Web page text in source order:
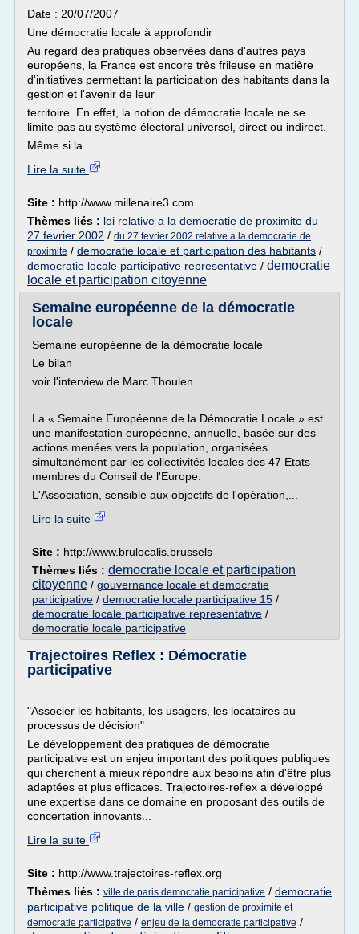
Date : 20/07/2007
Une démocratie locale à approfondir
Au regard des pratiques observées dans d'autres pays
européens, la France est encore très frileuse en matière
d'initiatives permettant la participation des habitants dans la
gestion et l'avenir de leur
territoire. En effet, la notion de démocratie locale ne se
limite pas au système électoral universel, direct ou indirect.
Même si la...
Lire la suite
Site : http://www.millenaire3.com
Thèmes liés : loi relative a la democratie de proximite du
27 fevrier 2002 / du 27 fevrier 2002 relative a la democratie de
proximite / democratie locale et participation des habitants /
democratie locale participative representative / democratie
locale et participation citoyenne
Semaine européenne de la démocratie
locale
Semaine européenne de la démocratie locale
Le bilan
voir l'interview de Marc Thoulen
La « Semaine Européenne de la Démocratie Locale » est
une manifestation européenne, annuelle, basée sur des
actions menées vers la population, organisées
simultanément par les collectivités locales des 47 Etats
membres du Conseil de l'Europe.
L'Association, sensible aux objectifs de l'opération,...
Lire la suite
Site : http://www.brulocalis.brussels
Thèmes liés : democratie locale et participation
citoyenne / gouvernance locale et democratie
participative / democratie locale participative 15 /
democratie locale participative representative /
democratie locale participative
Trajectoires Reflex : Démocratie
participative
"Associer les habitants, les usagers, les locataires au
processus de décision"
Le développement des pratiques de démocratie
participative est un enjeu important des politiques publiques
qui cherchent à mieux répondre aux besoins afin d'être plus
adaptées et plus efficaces. Trajectoires-reflex a développé
une expertise dans ce domaine en proposant des outils de
concertation innovants...
Lire la suite
Site : http://www.trajectoires-reflex.org
Thèmes liés : ville de paris democratie participative / democratie
participative politique de la ville / gestion de proximite et
democratie participative / enjeu de la democratie participative /